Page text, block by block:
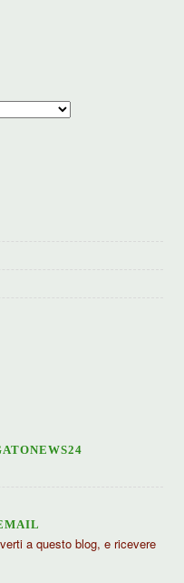
a questo blog, e ricevere